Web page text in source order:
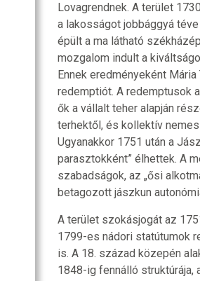
Lovagrendnek. A terület
a lakosságot jobbággyá
épült a ma látható
mozgalom indult a
Ennek eredményeként
redemptiót. A redemptusok
ők a vállalt teher alapján
terhektől, és kollektív
Ugyanakkor 1751 után a
parasztokként” élhettek. A
szabadságok, az „ősi
betagozott jászkun
A terület szokásjogát az
1799-es nádori statútumok
is. A 18. század közepén
1848-ig fennálló struktúrája,